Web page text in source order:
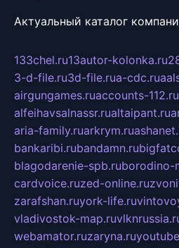
Актуальный каталог
133chel.ru13autor-kolonka.ru
3-d-file.ru3d-file.rua-cdc.ru
airgungames.ruaccounts-112.ru
alfeihavsalnassr.rualtaipant.ru
aria-family.ruarkrym.ru
bankaribi.rubandamn.ru
blagodarenie-spb.ruborodino-
cardvoice.ruzed-online.ru
zarafshan.ruyork-life.ru
vladivostok-map.ru
webamator.ruzaryna.ru